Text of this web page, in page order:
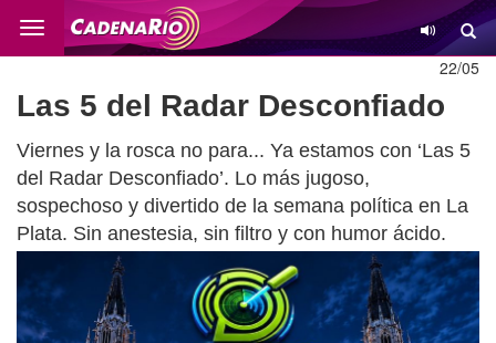
Cambio
22/05
Las 5 del Radar Desconfiado
Viernes y la rosca no para... Ya estamos con ‘Las 5
del Radar Desconfiado’. Lo más jugoso,
sospechoso y divertido de la semana política en La
Plata. Sin anestesia, sin filtro y con humor ácido.